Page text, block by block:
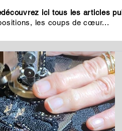
ici tous les articles
les coups de cœur...